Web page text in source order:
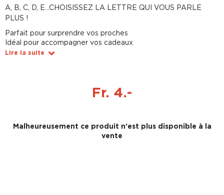
A, B, C, D, E...CHOISISSEZ LA LETTRE QUI VOUS PARLE
PLUS !
Parfait pour surprendre vos proches
Idéal pour accompagner vos cadeaux
Lire la suite
Fr. 4.-
Malheureusement ce produit n'est plus disponible à la
vente